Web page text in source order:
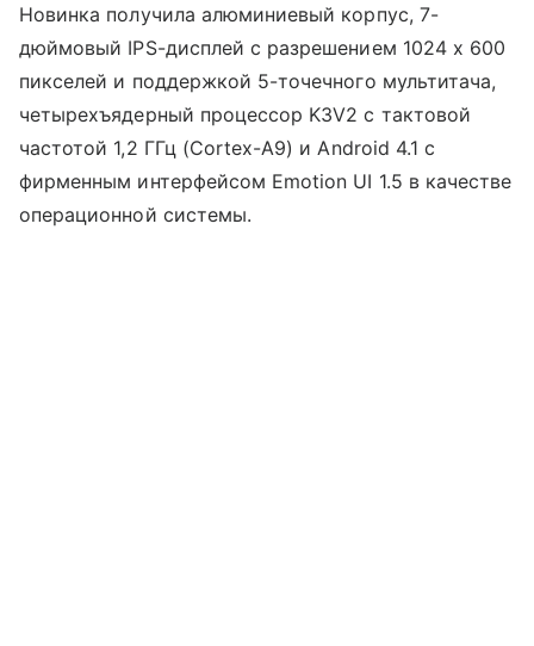
Новинка получила алюминиевый корпус, 7-
дюймовый IPS-дисплей с разрешением 1024 x 600
пикселей и поддержкой 5-точечного мультитача,
четырехъядерный процессор K3V2 с тактовой
частотой 1,2 ГГц (Cortex-A9) и Android 4.1 с
фирменным интерфейсом Emotion UI 1.5 в качестве
операционной системы.